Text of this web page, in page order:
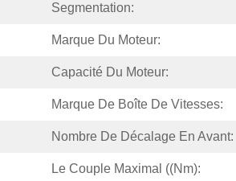
Segmentation:
Marque Du Moteur:
Capacité Du Moteur:
Marque De Boîte De Vitesses:
Nombre De Décalage En Avant:
Le Couple Maximal ((Nm):